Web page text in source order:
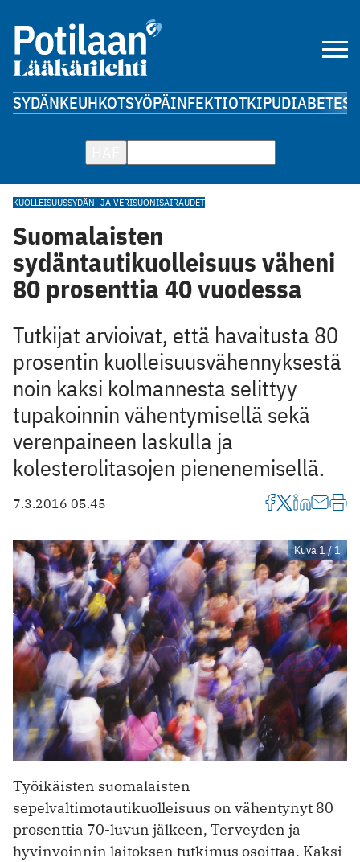
SYDÄNKEUHKOTSYÖPÄINFEKTIOTKIPUDIABETES
KUOLLEISUUSSYDÄN- JA VERISUONISAIRAUDET
Suomalaisten
sydäntautikuolleisuus väheni
80 prosenttia 40 vuodessa
Tutkijat arvioivat, että havaitusta 80
prosentin kuolleisuusvähennyksestä
noin kaksi kolmannesta selittyy
tupakoinnin vähentymisellä sekä
verenpaineen laskulla ja
kolesterolitasojen pienenemisellä.
7.3.2016 05.45
Kuva 1 / 1
Työikäisten suomalaisten
sepelvaltimotautikuolleisuus on vähentynyt 80
prosenttia 70-luvun jälkeen, Terveyden ja
hyvinvoinnin laitoksen tutkimus osoittaa. Kaksi